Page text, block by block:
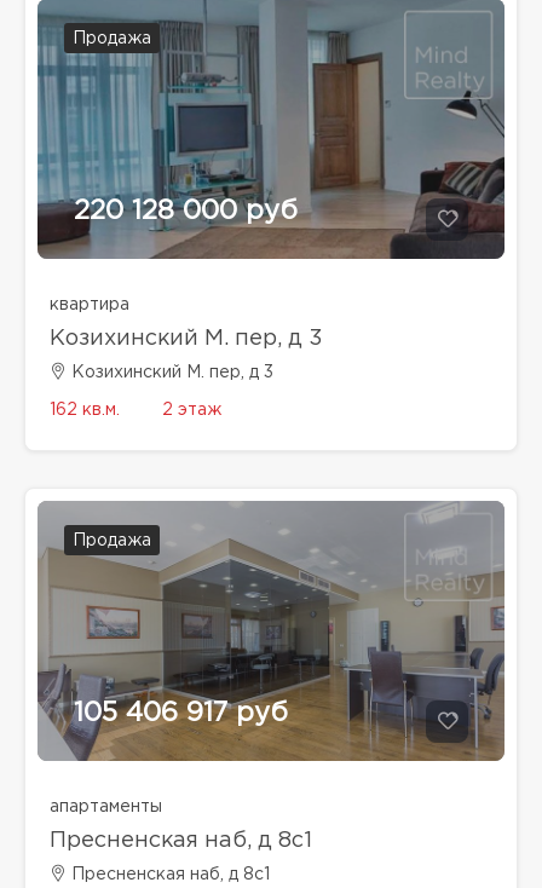
Продажа
220 128 000 руб
квартира
Козихинский М. пер, д 3
Козихинский М. пер, д 3
162 кв.м. 2 этаж
Продажа
105 406 917 руб
апартаменты
Пресненская наб, д 8с1
Пресненская наб, д 8с1